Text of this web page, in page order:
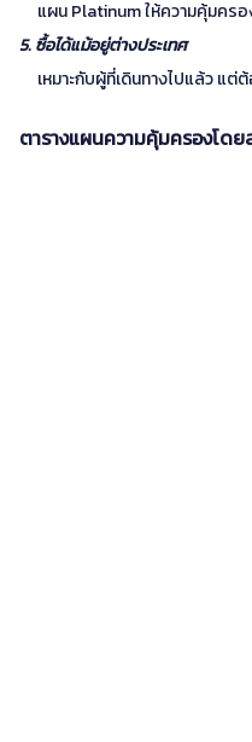
แผน Platinum ให้ความคุ้มครอ
5. ซื้อได้แม้อยู่ต่างประเทศ
เหมาะกับผู้ที่เดินทางไปแล้ว แต่
ตารางแผนความคุ้มครองโดย